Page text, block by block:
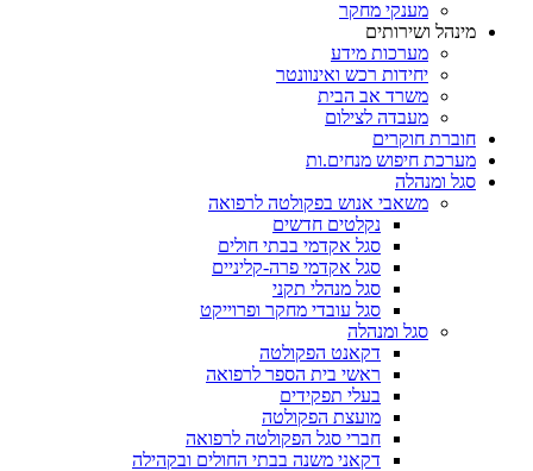
מענקי מחקר
מינהל ושירותים
מערכות מידע
יחידות רכש ואינוונטר
משרד אב הבית
מעבדה לצילום
חוברת חוקרים
מערכת חיפוש מנחים.ות
סגל ומנהלה
משאבי אנוש בפקולטה לרפואה
נקלטים חדשים
סגל אקדמי בבתי חולים
סגל אקדמי פרה-קליניים
סגל מנהלי תקני
סגל עובדי מחקר ופרוייקט
סגל ומנהלה
דקאנט הפקולטה
ראשי בית הספר לרפואה
בעלי תפקידים
מועצת הפקולטה
חברי סגל הפקולטה לרפואה
דקאני משנה בבתי החולים ובקהילה